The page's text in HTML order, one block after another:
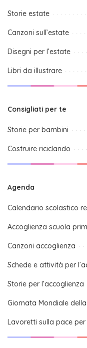
Storie estate
Canzoni sull’estate
Disegni per l’estate
Libri da illustrare
Consigliati per te
Storie per bambini
Costruire riciclando
Agenda
Calendario scolastico
Accoglienza scuola
Canzoni accoglienza
Schede e attività per
Storie per l’accoglienza
Giornata Mondiale
Lavoretti sulla pace